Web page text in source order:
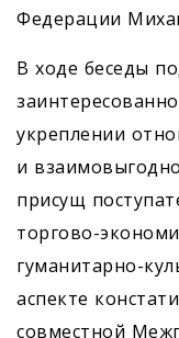
Федерации
В ходе беседы
укреплении
и
присущ
торгово-
гуманитарно-
аспекте
совместной